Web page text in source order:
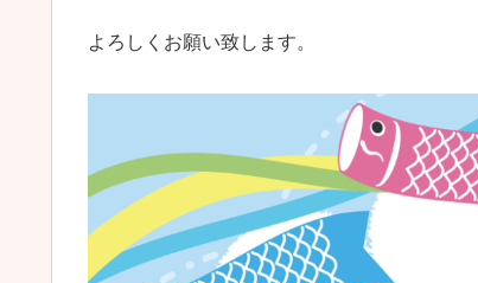
よろしくお願い致します。